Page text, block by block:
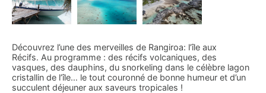
Découvrez l’une des merveilles de Rangiroa: l’île aux
Récifs. Au programme : des récifs volcaniques, des
vasques, des dauphins, du snorkeling dans le célèbre lagon
cristallin de l’île… le tout couronné de bonne humeur et d’un
succulent déjeuner aux saveurs tropicales !